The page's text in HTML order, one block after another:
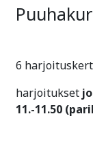
6
harjoitukset
11.-11.50